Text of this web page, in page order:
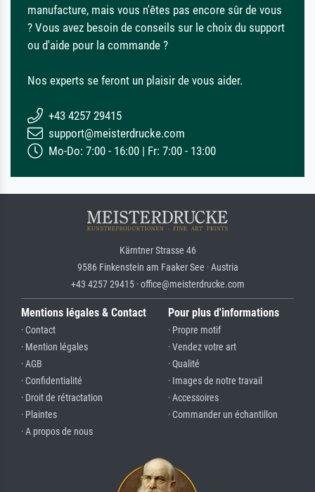
manufacture, mais vous n'êtes pas encore sûr de vous
? Vous avez besoin de conseils sur le choix du support
ou d'aide pour la commande ?
Nos experts se feront un plaisir de vous aider.
+43 4257 29415
support@meisterdrucke.com
Mo-Do: 7:00 - 16:00 | Fr: 7:00 - 13:00
Kärntner Strasse 46
9586 Finkenstein am Faaker See · Austria
+43 4257 29415 · office@meisterdrucke.com
Mentions légales & Contact
· Contact
· Mention légales
· AGB
· Confidentialité
· Droit de rétractation
· Plaintes
· A propos de nous
Pour plus d'informations
· Propre motif
· Vendez votre art
· Qualité
· Images de notre travail
· Accessoires
· Commander un échantillon